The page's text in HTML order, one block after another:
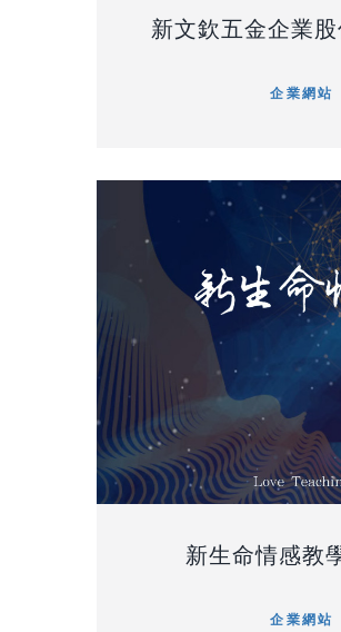
新文欽五金企業股
企業網站
新生命情感教
企業網站